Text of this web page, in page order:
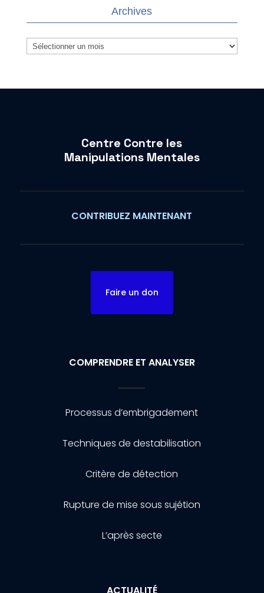
Archives
Archives
Centre Contre les
Manipulations Mentales
CONTRIBUEZ MAINTENANT
Faire un don
COMPRENDRE ET ANALYSER
Processus d’embrigadement
Techniques de destabilisation
Critère de détection
Rupture de mise sous sujétion
L’après secte